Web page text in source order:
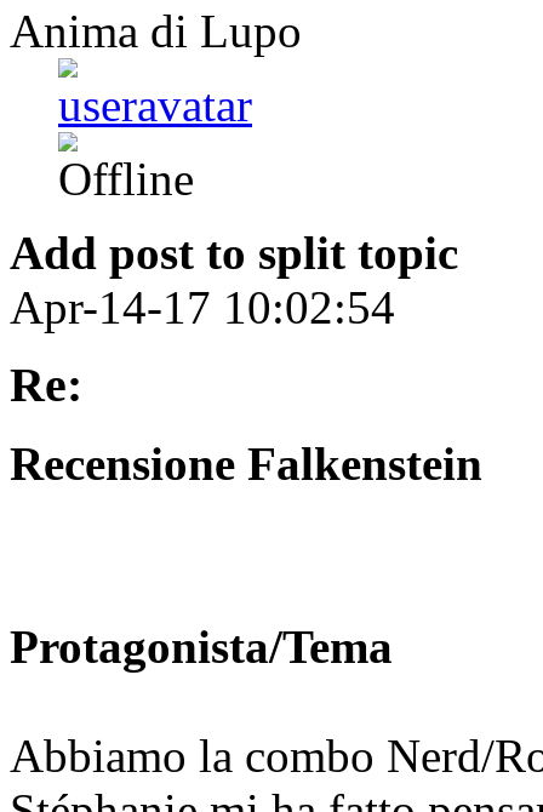
Anima di Lupo
Add post to split topic
Apr-14-17 10:02:54
Re:
Recensione Falkenstein
Protagonista/Tema
Abbiamo la combo Nerd/